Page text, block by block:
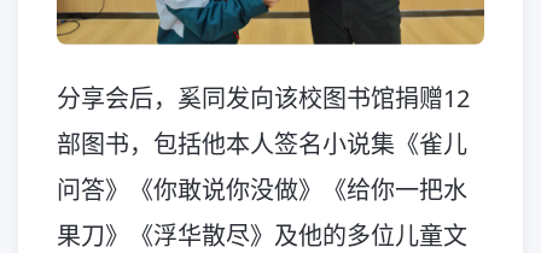
分享会后，奚同发向该校图书馆捐赠12
部图书，包括他本人签名小说集《雀儿
问答》《你敢说你没做》《给你一把水
果刀》《浮华散尽》及他的多位儿童文